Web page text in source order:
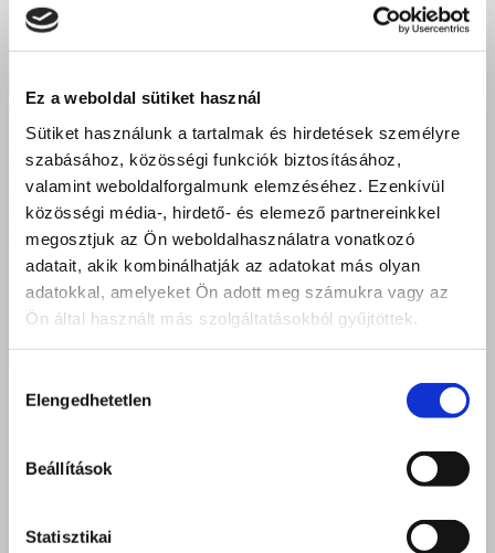
Ez a weboldal sütiket használ
Sütiket használunk a tartalmak és hirdetések személyre
szabásához, közösségi funkciók biztosításához,
valamint weboldalforgalmunk elemzéséhez. Ezenkívül
közösségi média-, hirdető- és elemező partnereinkkel
megosztjuk az Ön weboldalhasználatra vonatkozó
adatait, akik kombinálhatják az adatokat más olyan
adatokkal, amelyeket Ön adott meg számukra vagy az
Ön által használt más szolgáltatásokból gyűjtöttek.
kiválasztása
Elengedhetetlen
Beállítások
Statisztikai
Közösség, család és összetartozás – Hajdúdorogi
Főegyházmegyei Családi Nap Debrecenben